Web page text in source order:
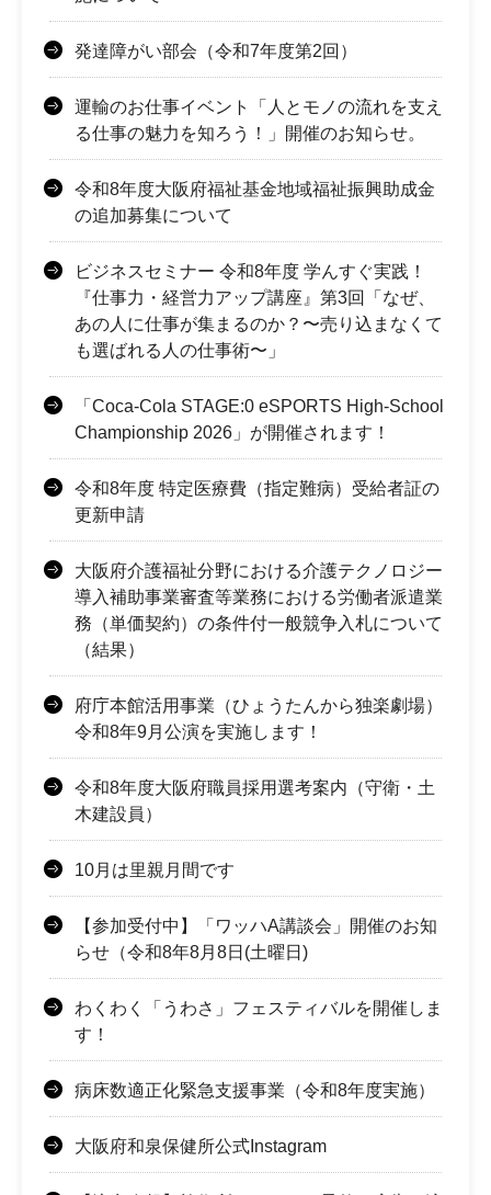
発達障がい部会（令和7年度第2回）
運輸のお仕事イベント「人とモノの流れを支え
る仕事の魅力を知ろう！」開催のお知らせ。
令和8年度大阪府福祉基金地域福祉振興助成金
の追加募集について
ビジネスセミナー 令和8年度 学んすぐ実践！
『仕事力・経営力アップ講座』第3回「なぜ、
あの人に仕事が集まるのか？〜売り込まなくて
も選ばれる人の仕事術〜」
「Coca-Cola STAGE:0 eSPORTS High-School
Championship 2026」が開催されます！
令和8年度 特定医療費（指定難病）受給者証の
更新申請
大阪府介護福祉分野における介護テクノロジー
導入補助事業審査等業務における労働者派遣業
務（単価契約）の条件付一般競争入札について
（結果）
府庁本館活用事業（ひょうたんから独楽劇場）
令和8年9月公演を実施します！
令和8年度大阪府職員採用選考案内（守衛・土
木建設員）
10月は里親月間です
【参加受付中】「ワッハA講談会」開催のお知
らせ（令和8年8月8日(土曜日)
わくわく「うわさ」フェスティバルを開催しま
す！
病床数適正化緊急支援事業（令和8年度実施）
大阪府和泉保健所公式Instagram